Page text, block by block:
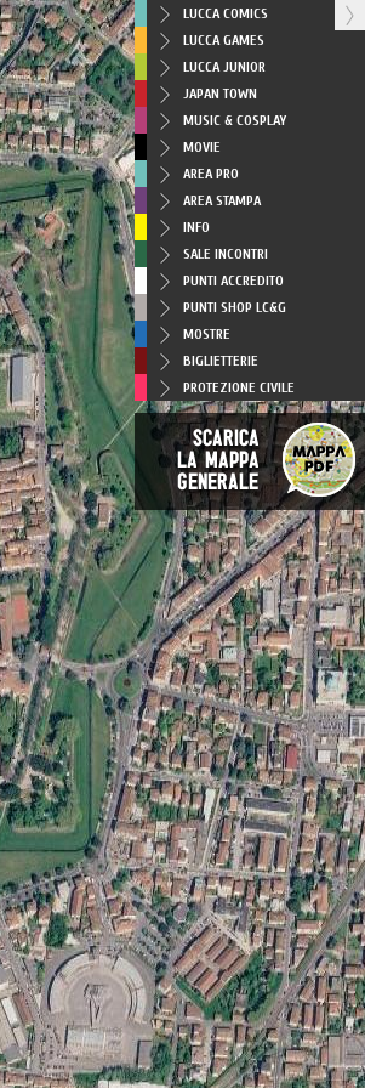
LUCCA COMICS
LUCCA GAMES
LUCCA JUNIOR
JAPAN TOWN
MUSIC & COSPLAY
MOVIE
AREA PRO
AREA STAMPA
INFO
SALE INCONTRI
PUNTI ACCREDITO
PUNTI SHOP LC&G
MOSTRE
BIGLIETTERIE
PROTEZIONE CIVILE